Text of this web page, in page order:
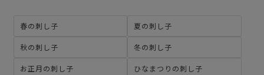
春の刺し子 夏の刺し子
秋の刺し子 冬の刺し子
お正月の刺し子 ひなまつりの刺し子